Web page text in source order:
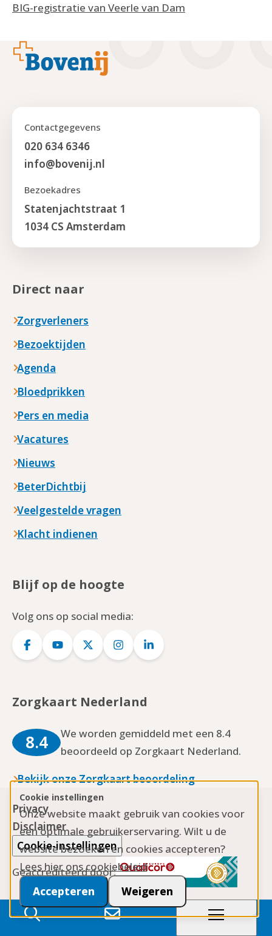
Cookie instellingen
Onze website maakt gebruik van cookies voor
een optimale gebruikerservaring. Wilt u de
website bezoeken en cookies accepteren?
Lees hier ons cookiebeleid
Accepteren
Weigeren
BIG-registratie van Veerle van Dam
Footer
Contactgegevens
020 634 6346
info@bovenij.nl
Bezoekadres
Statenjachtstraat 1
1034 CS Amsterdam
Direct naar
Zorgverleners
Bezoektijden
Agenda
Bloedprikken
Pers en media
Vacatures
Nieuws
BeterDichtbij
Veelgestelde vragen
Klacht indienen
Blijf op de hoogte
Volg ons op social media:
Logo
Logo
Logo
Logo
Logo
Zorgkaart Nederland
8.4
We worden gemiddeld met een 8.4
beoordeeld op Zorgkaart Nederland.
Bekijk onze Zorgkaart beoordeling
Privacy
Disclaimer
Cookie-instellingen
Geaccrediteerd door: